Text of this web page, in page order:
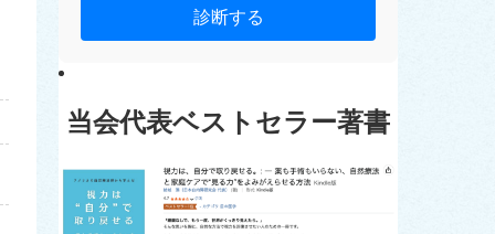
診断する
当会代表ベストセラー著書